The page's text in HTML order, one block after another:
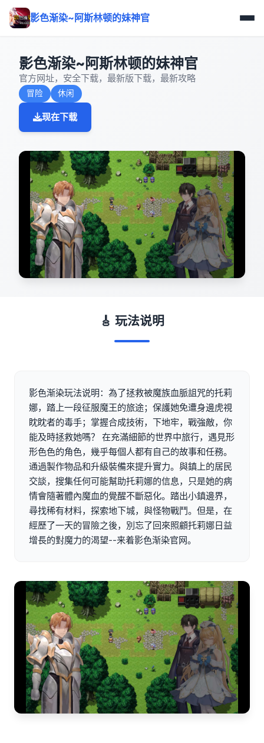
影色渐染~阿斯林顿的妹神官
影色渐染~阿斯林顿的妹神官
官方网址，安全下载，最新版下载，最新攻略
冒险 休闲
现在下载
🎸 玩法说明
影色渐染玩法说明：為了拯救被魔族血脈詛咒的托莉
娜，踏上一段征服魔王的旅途；保護她免遭身邊虎視
眈眈者的毒手；掌握合成技術，下地牢，戰強敵，你
能及時拯救她嗎？ 在充滿細節的世界中旅行，遇見形
形色色的角色，幾乎每個人都有自己的故事和任務。
通過製作物品和升級裝備來提升實力。與鎮上的居民
交談，搜集任何可能幫助托莉娜的信息，只是她的病
情會隨著體內魔血的覺醒不斷惡化。踏出小鎮邊界，
尋找稀有材料，探索地下城，與怪物戰鬥。但是，在
經歷了一天的冒險之後，別忘了回來照顧托莉娜日益
增長的對魔力的渴望--来着影色渐染官网。